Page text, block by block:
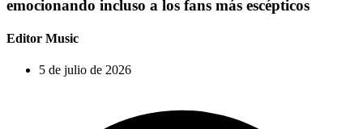
emocionando incluso a los fans más escépticos
Editor Music
5 de julio de 2026